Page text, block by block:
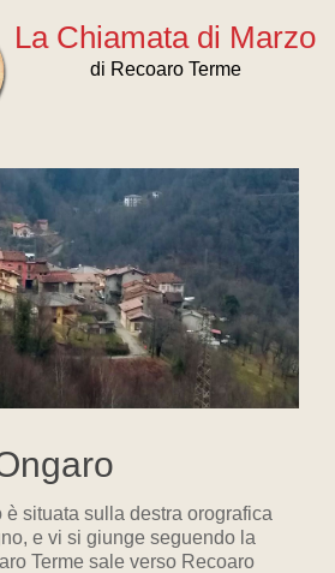
La Chiamata di Marzo
di Recoaro Terme
è situata sulla destra orografica
e vi si giunge seguendo la
Terme sale verso Recoaro